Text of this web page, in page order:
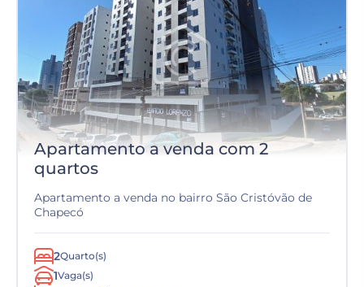
Apartamento a venda com 2
quartos
Apartamento a venda no bairro São Cristóvão de
Chapecó
2Quarto(s)
1Vaga(s)